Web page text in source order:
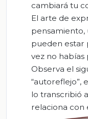
cambiará tu
El arte de
pensamiento,
pueden estar
vez no habías
Observa el
“autoreflejo”,
lo transcribió
relaciona con